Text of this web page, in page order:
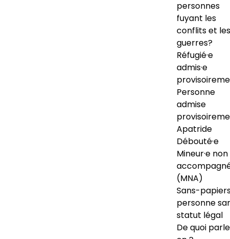
personnes
fuyant les
conflits et les
guerres?
Réfugié·e
admis·e
Personne
admise
Apatride
Débouté·e
Mineur·e non
(MNA)
Sans-
personne
statut légal
De quoi